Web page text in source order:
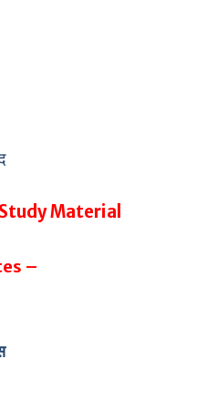
Material
–